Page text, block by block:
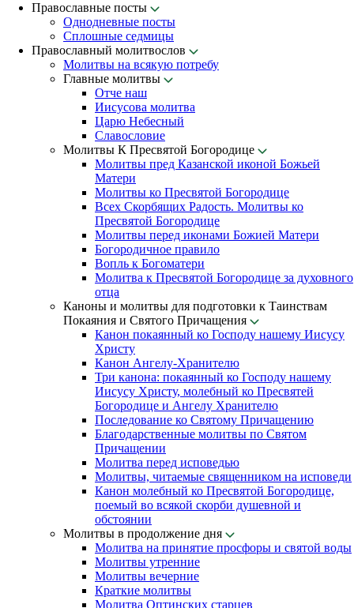
Православные посты
Однодневные посты
Сплошные седмицы
Православный молитвослов
Молитвы на всякую потребу
Главные молитвы
Отче наш
Иисусова молитва
Царю Небесный
Славословие
Молитвы К Пресвятой Богородице
Молитвы пред Казанской иконой Божьей
Матери
Молитвы ко Пресвятой Богородице
Всех Скорбящих Радость. Молитвы ко
Пресвятой Богородице
Молитвы перед иконами Божией Матери
Богородичное правило
Вопль к Богоматери
Молитва к Пресвятой Богородице за духовного
отца
Каноны и молитвы для подготовки к Таинствам
Покаяния и Святого Причащения
Канон покаянный ко Господу нашему Иисусу
Христу
Канон Ангелу-Хранителю
Три канона: покаянный ко Господу нашему
Иисусу Христу, молебный ко Пресвятей
Богородице и Ангелу Хранителю
Последование ко Святому Причащению
Благодарственные молитвы по Святом
Причащении
Молитва перед исповедью
Молитвы, читаемые священником на исповеди
Канон молебный ко Пресвятой Богородице,
поемый во всякой скорби душевной и
обстоянии
Молитвы в продолжение дня
Молитва на принятие просфоры и святой воды
Молитвы утренние
Молитвы вечерние
Краткие молитвы
Молитва Оптинских старцев